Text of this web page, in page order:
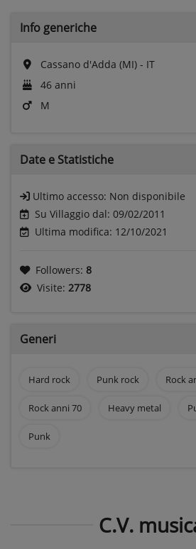
Info generiche
Cassano d'Adda (MI) - IT
46 anni
M
Date e Statistiche
Ultimo accesso: Non disponibile
Su Villaggio dal: 09/02/2011
Ultima modifica: 12/10/2021
Followers: 8
Visite: 2778
Generi
Hard rock Punk rock Rock
Rock anni 70 Heavy metal
Punk
C.V.